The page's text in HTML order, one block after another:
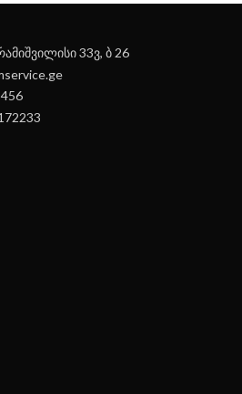
33ვ, ბ 26